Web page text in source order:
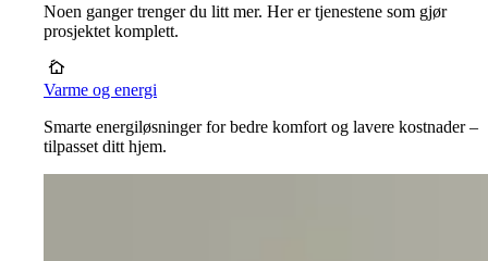
Noen ganger trenger du litt mer. Her er tjenestene som gjør
prosjektet komplett.
Varme og energi
Smarte energiløsninger for bedre komfort og lavere kostnader –
tilpasset ditt hjem.